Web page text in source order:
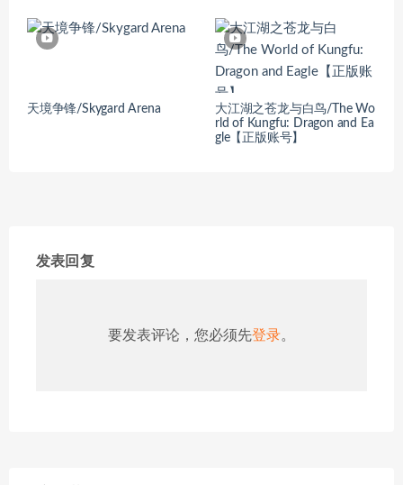
天境争锋/Skygard Arena
大江湖之苍龙与白鸟/The Wo
rld of Kungfu: Dragon and Ea
gle【正版账号】
发表回复
要发表评论，您必须先登录。